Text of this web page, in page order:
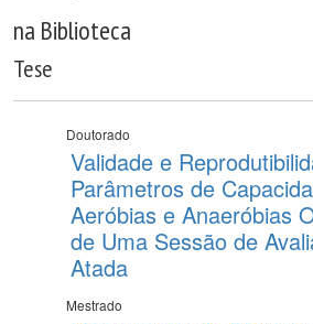
na Biblioteca
Tese
Doutorado
Validade e
Parâmetros de
Aeróbias e Anaeróbias
de Uma Sessão de
Atada
Mestrado